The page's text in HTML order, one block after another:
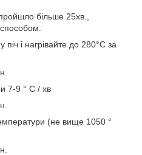
більше 25хв.,
піч і нагрівайте до 280°С за
7-9 ° С / хв
(не вище 1050 °